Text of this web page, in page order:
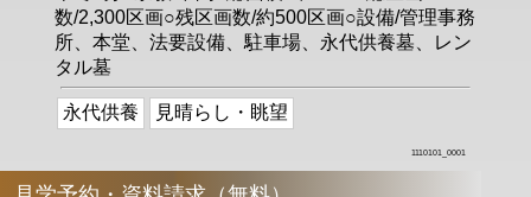
数/2,300区画○残区画数/約500区画○設備/管理事務
所、本堂、法要設備、駐車場、永代供養墓、レン
タル墓
永代供養 見晴らし・眺望
1110101_0001